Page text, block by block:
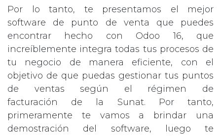
Por lo tanto, te presentamos el mejor
software de punto de venta que puedes
encontrar hecho con Odoo 16, que
increíblemente integra todas tus procesos de
tu negocio de manera eficiente, con el
objetivo de que puedas gestionar tus puntos
de ventas según el régimen de
facturación de la Sunat. Por tanto,
primeramente te vamos a brindar una
demostración del software, luego te